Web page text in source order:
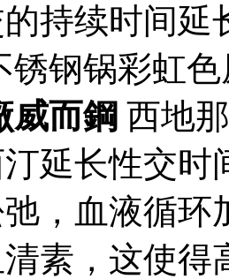
持续时间延
钢锅彩虹色
威而鋼 西地
延长性交时
，血液循环
素，这使得